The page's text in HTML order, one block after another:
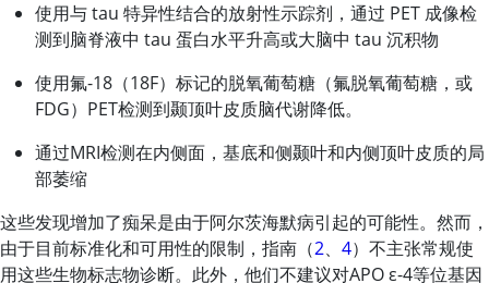
使用与 tau 特异性结合的放射性示踪剂，通过 PET 成像检
测到脑脊液中 tau 蛋白水平升高或大脑中 tau 沉积物
使用氟-18（18F）标记的脱氧葡萄糖（氟脱氧葡萄糖，或
FDG）PET检测到颞顶叶皮质脑代谢降低。
通过MRI检测在内侧面，基底和侧颞叶和内侧顶叶皮质的局
部萎缩
这些发现增加了痴呆是由于阿尔茨海默病引起的可能性。然而，
由于目前标准化和可用性的限制，指南（2、 4）不主张常规使
用这些生物标志物诊断。此外，他们不建议对APO ε-4等位基因